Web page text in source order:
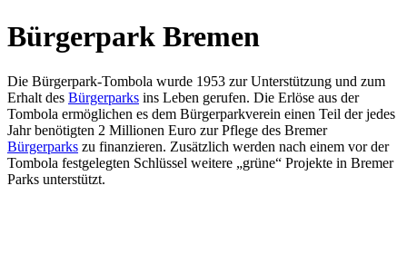
Bürgerpark Bremen
Die Bürgerpark-Tombola wurde 1953 zur Unterstützung und zum
Erhalt des Bürgerparks ins Leben gerufen. Die Erlöse aus der
Tombola ermöglichen es dem Bürgerparkverein einen Teil der jedes
Jahr benötigten 2 Millionen Euro zur Pflege des Bremer
Bürgerparks zu finanzieren. Zusätzlich werden nach einem vor der
Tombola festgelegten Schlüssel weitere „grüne“ Projekte in Bremer
Parks unterstützt.